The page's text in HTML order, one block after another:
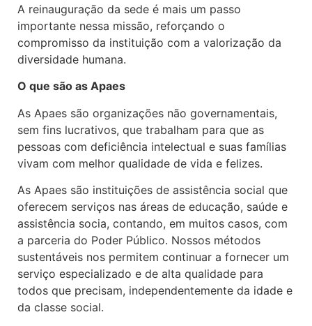
A reinauguração da sede é mais um passo
importante nessa missão, reforçando o
compromisso da instituição com a valorização da
diversidade humana.
O que são as Apaes
As Apaes são organizações não governamentais,
sem fins lucrativos, que trabalham para que as
pessoas com deficiência intelectual e suas famílias
vivam com melhor qualidade de vida e felizes.
As Apaes são instituições de assistência social que
oferecem serviços nas áreas de educação, saúde e
assistência socia, contando, em muitos casos, com
a parceria do Poder Público. Nossos métodos
sustentáveis nos permitem continuar a fornecer um
serviço especializado e de alta qualidade para
todos que precisam, independentemente da idade e
da classe social.